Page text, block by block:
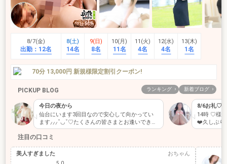
8/7(金)
出勤： 12名
8(土)
14名
9(日)
8名
10(月)
11名
11(火)
4名
12(水)
4名
13(木)
1名
70分 13,000円 新規様限定割引クーポン!
PICKUP BLOG ランキング 新着ブログ
今日の夜から
仙台にいます3回目なので安心して向かってい
ます⸝⸝⸝˘◡˘♡たくさんの皆さまとお逢いできま
す…
8/6お礼♡
14時 ♡様
❤️久しぶり
注目の口コミ
美人すぎました おちゃん